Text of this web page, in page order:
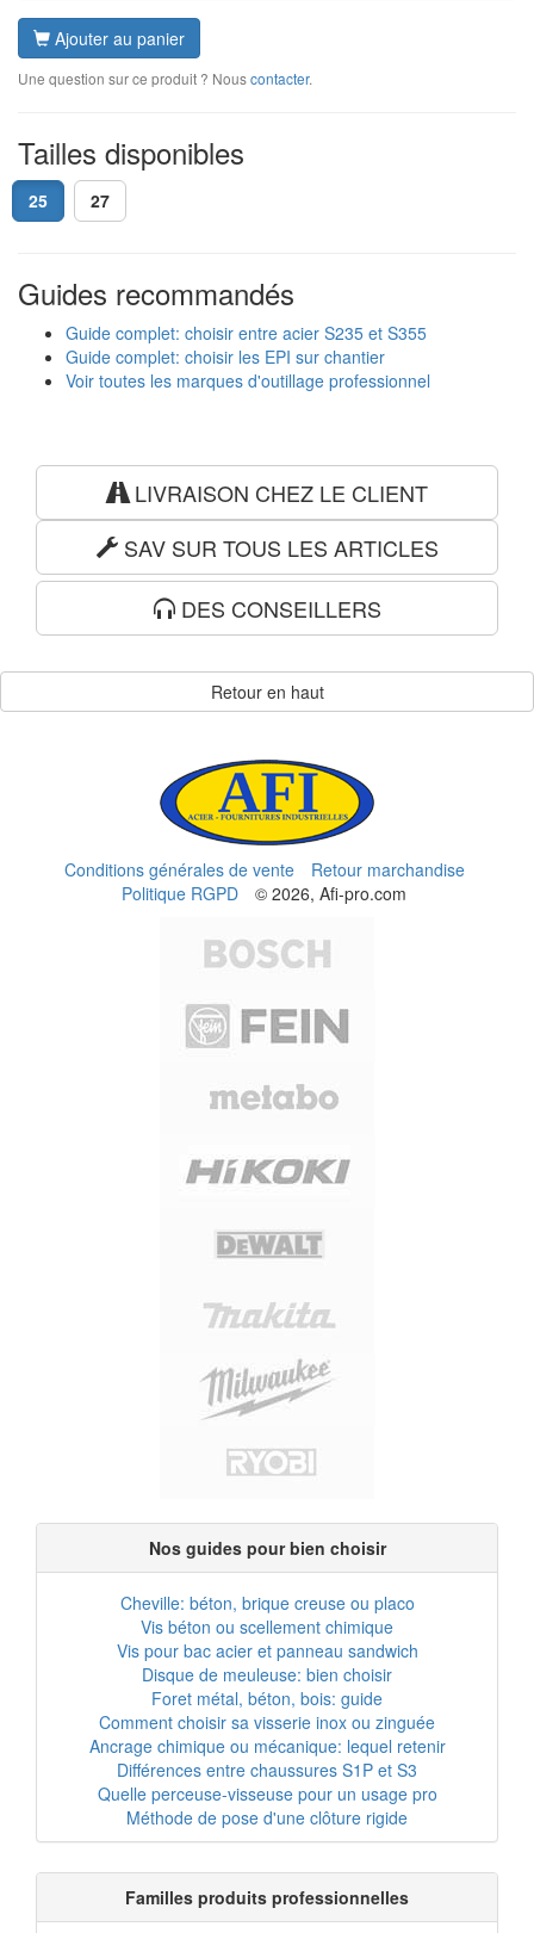
Ajouter au panier
Une question sur ce produit ? Nouscontacter.
Tailles disponibles
25 27
Guides recommandés
Guide complet: choisir entre acier S235 et S355
Guide complet: choisir les EPI sur chantier
Voir toutes les marques d'outillage professionnel
LIVRAISON CHEZ LE CLIENT
SAV SUR TOUS LES ARTICLES
DES CONSEILLERS
Retour en haut
Conditions générales de vente
Retour marchandise
Politique RGPD
© 2026, Afi-pro.com
Nos guides pour bien choisir
Cheville: béton, brique creuse ou placo
Vis béton ou scellement chimique
Vis pour bac acier et panneau sandwich
Disque de meuleuse: bien choisir
Foret métal, béton, bois: guide
Comment choisir sa visserie inox ou zinguée
Ancrage chimique ou mécanique: lequel retenir
Différences entre chaussures S1P et S3
Quelle perceuse-visseuse pour un usage pro
Méthode de pose d'une clôture rigide
Familles produits professionnelles